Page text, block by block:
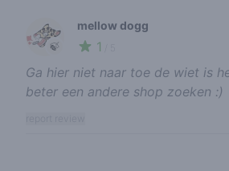
🍃
mellow dogg
1
Ga hier niet naar toe de wiet is
beter een andere shop zoeken :)